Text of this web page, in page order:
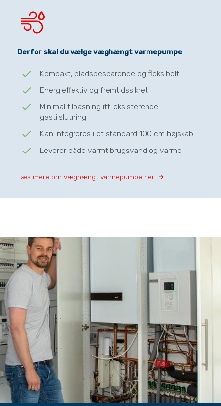
Derfor skal du vælge væghængt varmepumpe
check Kompakt, pladsbesparende og fleksibelt
check Energieffektiv og fremtidssikret
check
Minimal tilpasning ift. eksisterende
gastilslutning
check Kan integreres i et standard 100 cm højskab
check Leverer både varmt brugsvand og varme
Læs mere om væghængt varmepumpe her